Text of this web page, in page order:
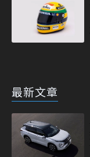
最新文章